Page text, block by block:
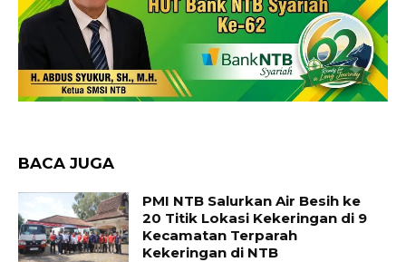
BACA JUGA
PMI NTB Salurkan Air Besih ke
20 Titik Lokasi Kekeringan di 9
Kecamatan Terparah
Kekeringan di NTB